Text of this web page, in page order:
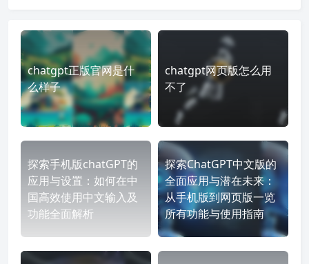
chatgpt正版官网是什
么样子
chatgpt网页版怎么用
不了
探索手机版chatGPT的
应用与设置：如何在中
国高效使用中文输入及
功能全面解析
探索ChatGPT中文版的
全面应用与潜在未来：
从手机版到网页版一览
所有功能与使用指南